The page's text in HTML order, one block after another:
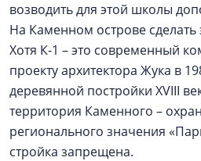
возводить для этой школы
На Каменном острове сделать
Хотя К-1 – это современный
проекту архитектора Жука в
деревянной постройки XVIII
территория Каменного –
регионального значения
стройка запрещена.